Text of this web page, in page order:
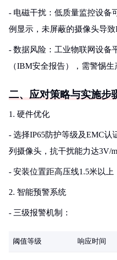
- 电磁干扰：低质量监控设备
例显示，未屏蔽的摄像头导致
- 数据风险：工业物联网设备
（IBM安全报告），需警惕生
二、应对策略与实施步
1. 硬件优化
- 选择IP65防护等级及EMC认
列摄像头，抗干扰能力达3V/m
- 安装位置距高压线1.5米以上
2. 智能预警系统
- 三级报警机制：
阈值等级 响应时间